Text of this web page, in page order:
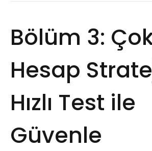
Bölüm 3:
Hesap
Hızlı Test ile
Güvenle